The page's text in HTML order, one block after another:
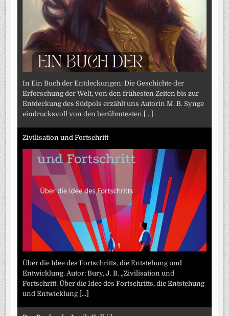
In Ein Buch der Entdeckungen: Die Geschichte der
Erforschung der Welt, von den frühesten Zeiten bis zur
Entdeckung des Südpols erzählt uns Autorin M. B. Synge
eindrucksvoll von den berühmtesten
[...]
Zivilisation und Fortschritt
Über die Idee des Fortschritts, die Entstehung und
Entwicklung. Autor: Bury, J. B. „Zivilisation und
Fortschritt: Über die Idee des Fortschritts, die Entstehung
und Entwicklung [...]